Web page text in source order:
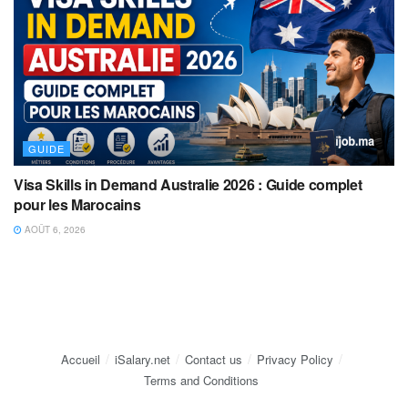
GUIDE
Visa Skills in Demand Australie 2026 : Guide complet
pour les Marocains
AOÛT 6, 2026
Accueil iSalary.net Contact us
Privacy Policy
Terms and Conditions